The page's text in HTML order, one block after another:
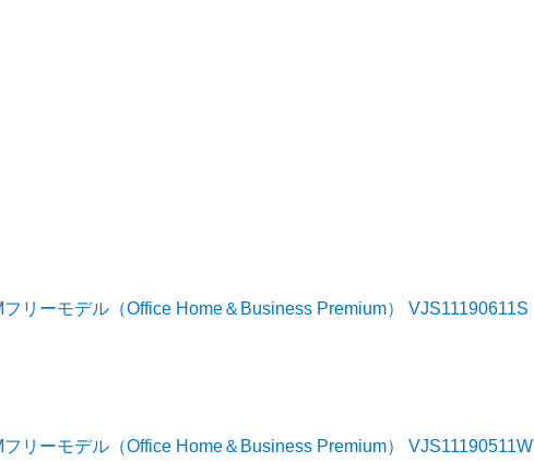
リーモデル（Office Home＆Business Premium） VJS11190611S
リーモデル（Office Home＆Business Premium） VJS11190511W